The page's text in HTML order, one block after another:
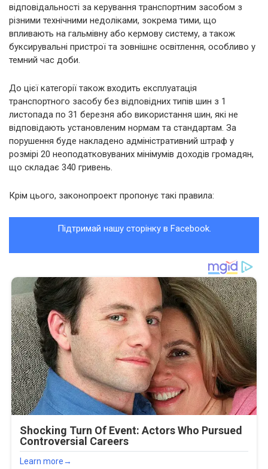
відповідальності за керування транспортним засобом з
різними технічними недоліками, зокрема тими, що
впливають на гальмівну або кермову систему, а також
буксирувальні пристрої та зовнішнє освітлення, особливо у
темний час доби.
До цієї категорії також входить експлуатація
транспортного засобу без відповідних типів шин з 1
листопада по 31 березня або використання шин, які не
відповідають установленим нормам та стандартам. За
порушення буде накладено адміністративний штраф у
розмірі 20 неоподатковуваних мінімумів доходів громадян,
що складає 340 гривень.
Крім цього, законопроект пропонує такі правила:
Підтримай нашу сторінку в Facebook.